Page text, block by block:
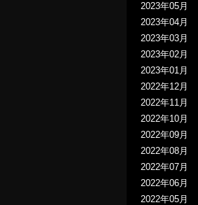
2023年05月
2023年04月
2023年03月
2023年02月
2023年01月
2022年12月
2022年11月
2022年10月
2022年09月
2022年08月
2022年07月
2022年06月
2022年05月